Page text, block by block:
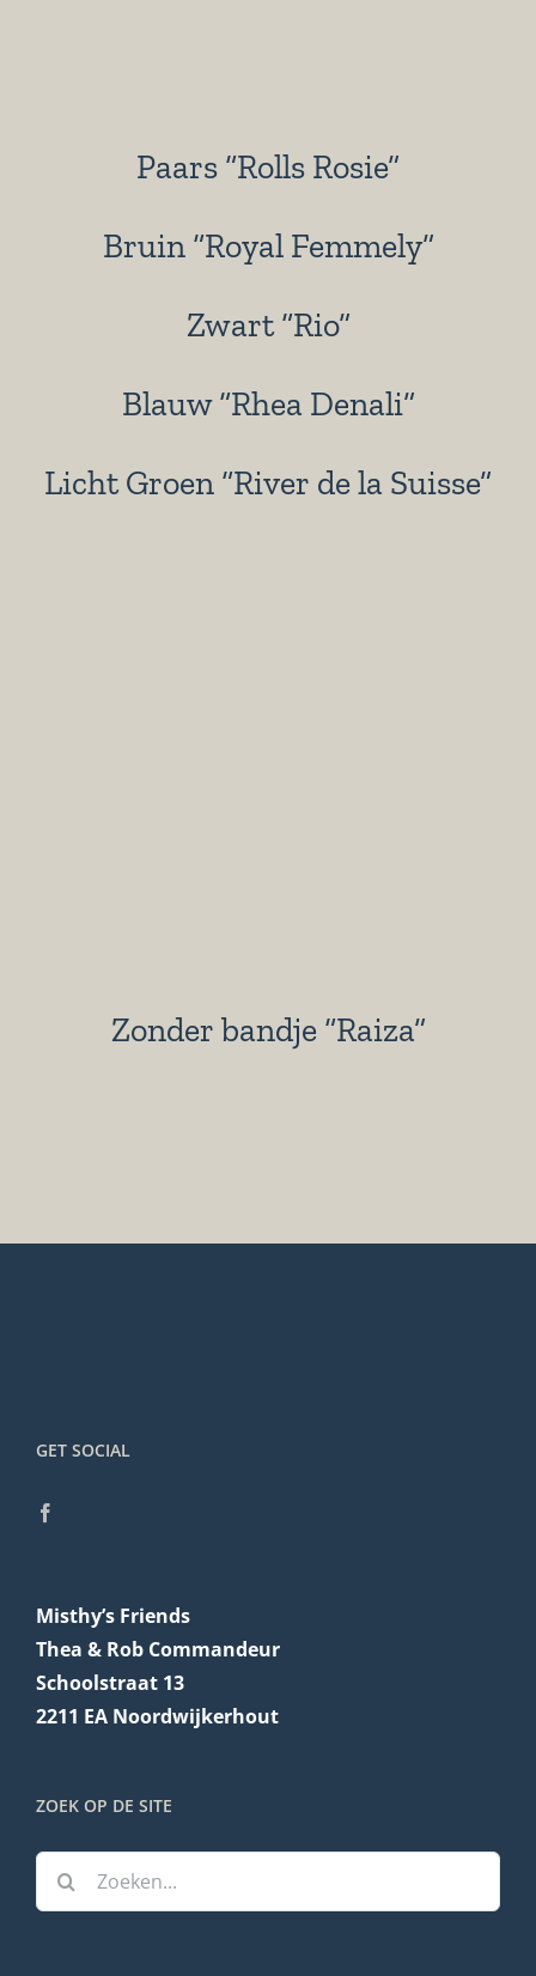
Paars “Rolls Rosie”
Bruin “Royal Femmely”
Zwart “Rio”
Blauw “Rhea Denali”
Licht Groen “River de la Suisse”
Zonder bandje “Raiza”
GET SOCIAL
Misthy’s Friends
Thea & Rob Commandeur
Schoolstraat 13
2211 EA Noordwijkerhout
ZOEK OP DE SITE
Zoeken
naar: